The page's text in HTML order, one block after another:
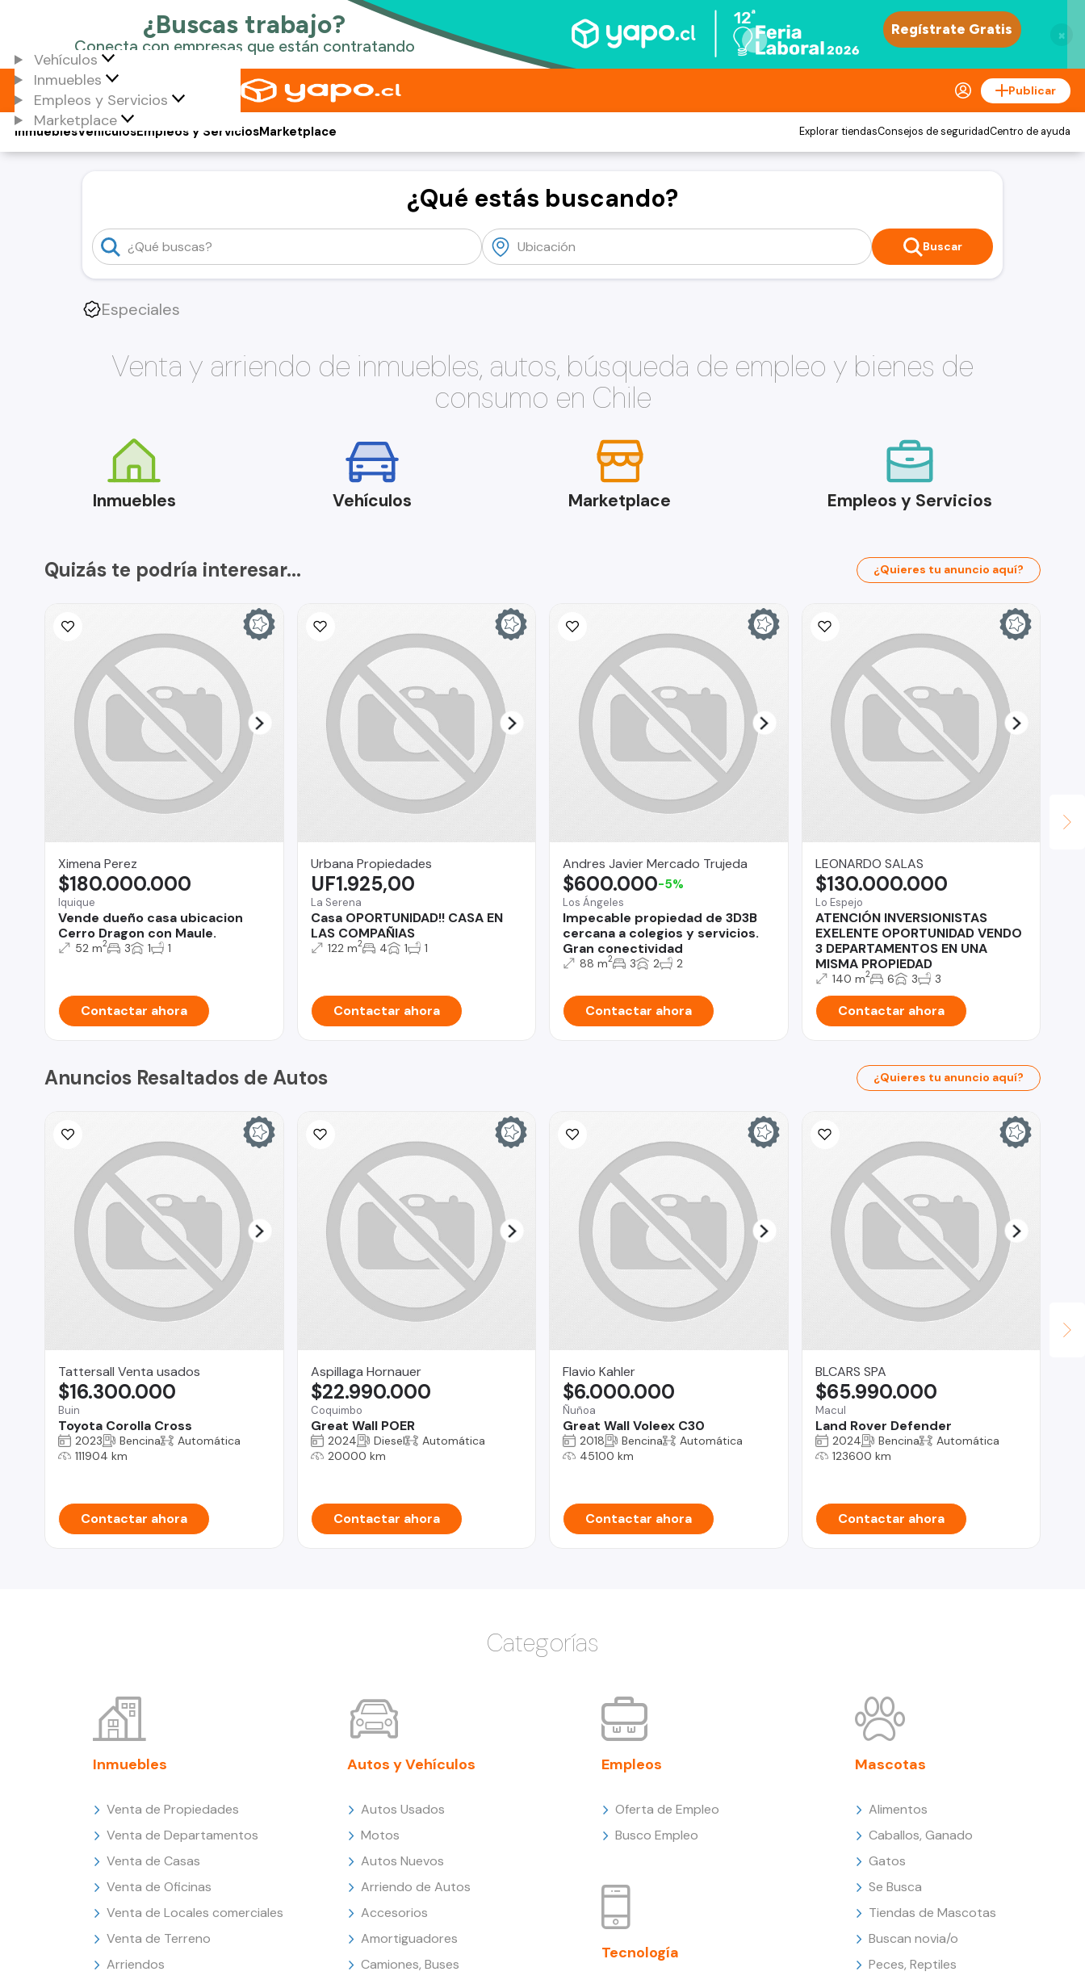
×
Vehículos
Inmuebles
Empleos y Servicios
Marketplace
Publicar
Vehículos
Inmuebles Empleos y ServiciosMarketplace Explorar tiendasConsejos de seguridadCentro de ayuda
¿Qué estás buscando?
Buscar
Especiales
Venta y arriendo de inmuebles, autos, búsqueda de empleo y bienes de
consumo en Chile
Inmuebles Vehículos Marketplace Empleos y Servicios
Quizás te podría interesar... ¿Quieres tu anuncio aquí?
Ximena Perez
Iquique
Vende dueño casa ubicacion
Cerro Dragon con Maule.
$180.000.000
52 m2 3 1 1
Contactar ahora
Urbana Propiedades
La Serena
Casa OPORTUNIDAD!! CASA EN
LAS COMPAÑIAS
UF1.925,00
122 m2 4 1 1
Contactar ahora
Andres Javier Mercado Trujeda
Los Ángeles
Impecable propiedad de 3D3B
cercana a colegios y servicios.
Gran conectividad
$600.000-5%
88 m2 3 2 2
Contactar ahora
LEONARDO SALAS
Lo Espejo
ATENCIÓN INVERSIONISTAS
EXELENTE OPORTUNIDAD VENDO
3 DEPARTAMENTOS EN UNA
MISMA PROPIEDAD
$130.000.000
140 m2 6 3 3
Contactar ahora
Anuncios Resaltados de Autos ¿Quieres tu anuncio aquí?
Tattersall Venta usados
Buin
Toyota Corolla Cross
$16.300.000
2023 Bencina
Automática
111904 km
Contactar ahora
Aspillaga Hornauer
Coquimbo
Great Wall POER
$22.990.000
2024 Diesel
Automática
20000 km
Contactar ahora
Flavio Kahler
Ñuñoa
Great Wall Voleex C30
$6.000.000
2018 Bencina
Automática
45100 km
Contactar ahora
BLCARS SPA
Macul
Land Rover Defender
$65.990.000
2024 Bencina
Automática
123600 km
Contactar ahora
Categorías
Inmuebles
Venta de Propiedades
Venta de Departamentos
Venta de Casas
Venta de Oficinas
Venta de Locales comerciales
Venta de Terreno
Arriendos
Autos y Vehículos
Autos Usados
Motos
Autos Nuevos
Arriendo de Autos
Accesorios
Amortiguadores
Camiones, Buses
Empleos
Oferta de Empleo
Busco Empleo
Tecnología
Mascotas
Alimentos
Caballos, Ganado
Gatos
Se Busca
Tiendas de Mascotas
Buscan novia/o
Peces, Reptiles